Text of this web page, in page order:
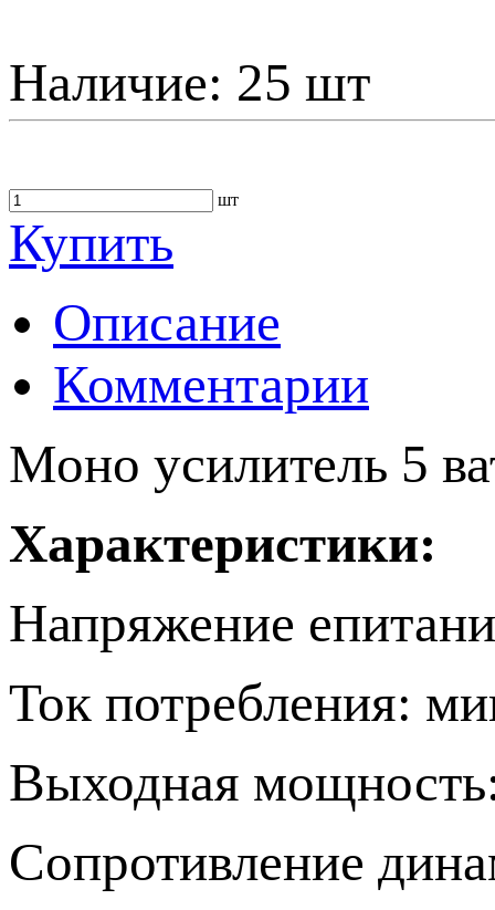
Наличие: 25 шт
шт
Купить
Описание
Комментарии
Моно усилитель 5
Характеристики:
Напряжение
Ток потребления:
Выходная
Сопротивление